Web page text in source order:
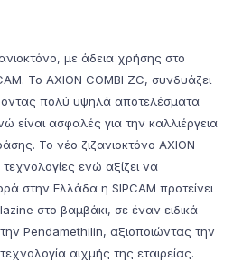
με άδεια χρήσης στο
To AXION COMBI ZC, συνδυάζει
πολύ υψηλά αποτελέσματα
είναι ασφαλές για την καλλιέργεια
Το νέο ζιζανιοκτόνο AXION
ενώ αξίζει να
στην Ελλάδα η SIPCAM προτείνει
στο βαμβάκι, σε έναν ειδικά
Pendamethilin, αξιοποιώντας την
αιχμής της εταιρείας.